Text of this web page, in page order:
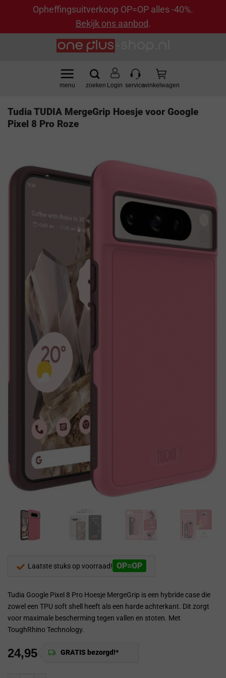
Opheffingsuitverkoop OP=OP alles -40%.
Bekijk ons aanbod.
Login
Tudia TUDIA MergeGrip Hoesje voor Google
Pixel 8 Pro Roze
Laatste stuks op voorraad! OP=OP
Tudia Google Pixel 8 Pro Hoesje MergeGrip is een hybride case die
zowel een TPU soft shell heeft als een harde achterkant. Dit zorgt
voor maximale bescherming tegen vallen en stoten. Met
ToughRhino Technology.
GRATIS bezorgd!*
24,95